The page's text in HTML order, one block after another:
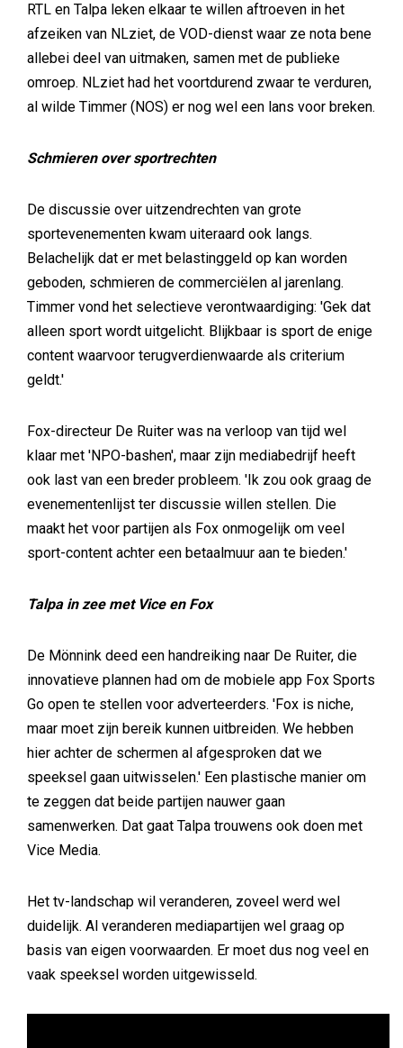
RTL en Talpa leken elkaar te willen aftroeven in het
afzeiken van NLziet, de VOD-dienst waar ze nota bene
allebei deel van uitmaken, samen met de publieke
omroep. NLziet had het voortdurend zwaar te verduren,
al wilde Timmer (NOS) er nog wel een lans voor breken.
Schmieren over sportrechten
De discussie over uitzendrechten van grote
sportevenementen kwam uiteraard ook langs.
Belachelijk dat er met belastinggeld op kan worden
geboden, schmieren de commerciëlen al jarenlang.
Timmer vond het selectieve verontwaardiging: 'Gek dat
alleen sport wordt uitgelicht. Blijkbaar is sport de enige
content waarvoor terugverdienwaarde als criterium
geldt.'
Fox-directeur De Ruiter was na verloop van tijd wel
klaar met 'NPO-bashen', maar zijn mediabedrijf heeft
ook last van een breder probleem. 'Ik zou ook graag de
evenementenlijst ter discussie willen stellen. Die
maakt het voor partijen als Fox onmogelijk om veel
sport-content achter een betaalmuur aan te bieden.'
Talpa in zee met Vice en Fox
De Mönnink deed een handreiking naar De Ruiter, die
innovatieve plannen had om de mobiele app Fox Sports
Go open te stellen voor adverteerders. 'Fox is niche,
maar moet zijn bereik kunnen uitbreiden. We hebben
hier achter de schermen al afgesproken dat we
speeksel gaan uitwisselen.' Een plastische manier om
te zeggen dat beide partijen nauwer gaan
samenwerken. Dat gaat Talpa trouwens ook doen met
Vice Media.
Het tv-landschap wil veranderen, zoveel werd wel
duidelijk. Al veranderen mediapartijen wel graag op
basis van eigen voorwaarden. Er moet dus nog veel en
vaak speeksel worden uitgewisseld.